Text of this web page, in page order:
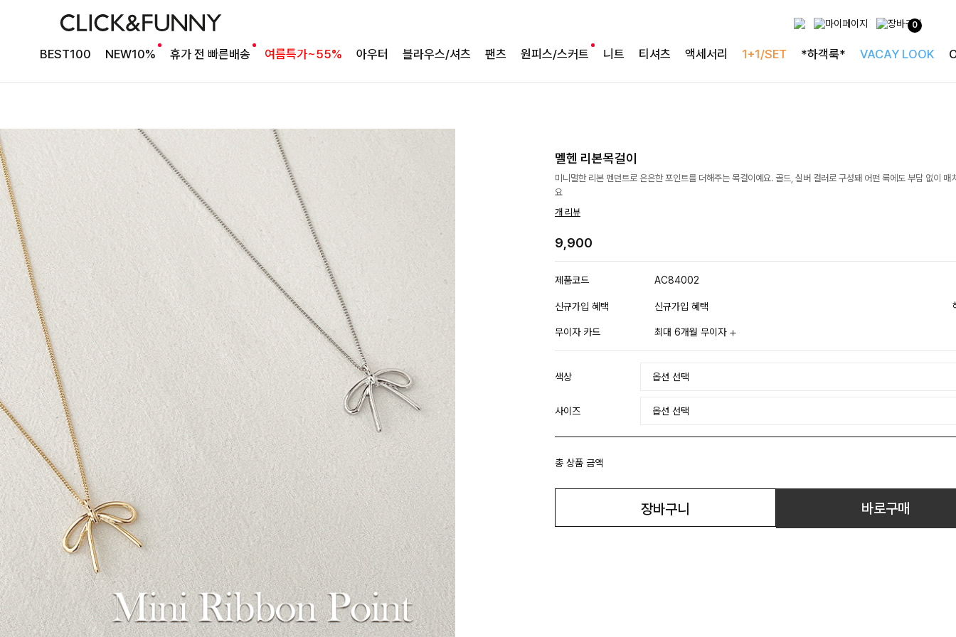
0
BEST100 NEW10% 휴가 전 빠른배송 여름특가~55% 아우터 블라우스/셔츠 팬츠 원피스/스커트 니트 티셔츠 액세서리 1+1/SET *하객룩* VACAY LOOK
멜헨 리본목걸이
미니멀한 리본 펜던트로 은은한 포인트를 더해주는 목걸이예요. 골드, 실버 컬러로 구성돼 어떤 룩에도 부담 없이 매
요
개 리뷰
9,900
제품코드 AC84002
신규가입 혜택 신규가입 혜택
무이자 카드 최대 6개월 무이자
색상
사이즈
총 상품 금액
장바구니 바로구매